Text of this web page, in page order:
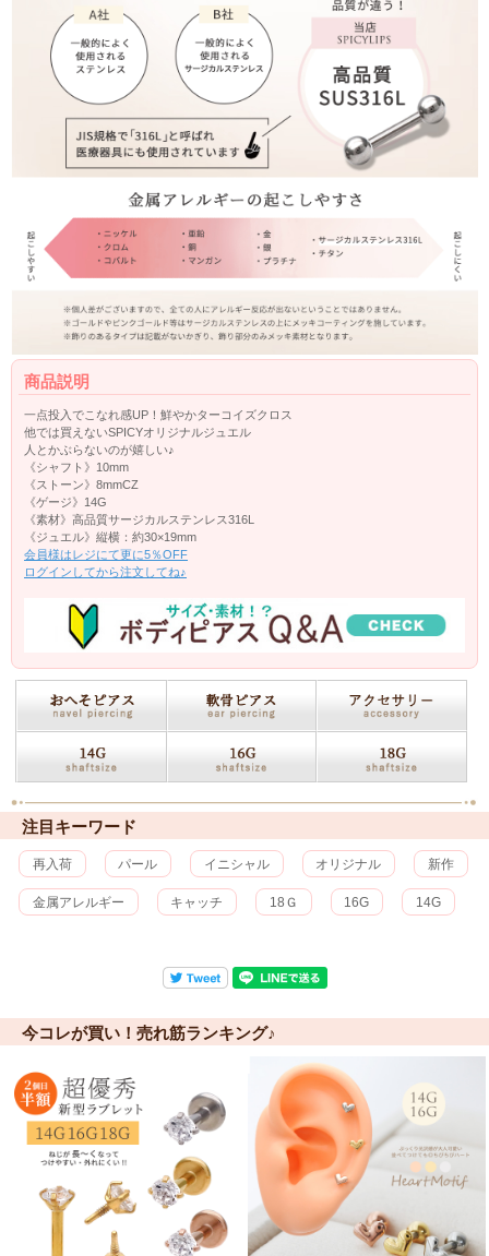
商品説明
一点投入でこなれ感UP！鮮やかターコイズクロス
他では買えないSPICYオリジナルジュエル
人とかぶらないのが嬉しい♪
《シャフト》10mm
《ストーン》8mmCZ
《ゲージ》14G
《素材》高品質サージカルステンレス316L
《ジュエル》縦横：約30×19mm
会員様はレジにて更に5％OFF
ログインしてから注文してね♪
注目キーワード
再入荷 パール イニシャル オリジナル 新作
金属アレルギー キャッチ 18Ｇ 16G 14G
今コレが買い！売れ筋ランキング♪